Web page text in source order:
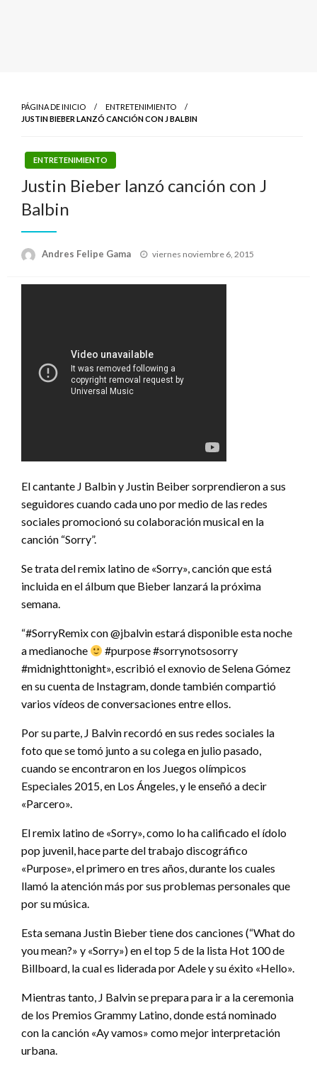
PÁGINA DE INICIO
ENTRETENIMIENTO
JUSTIN BIEBER LANZÓ CANCIÓN CON J BALBIN
ENTRETENIMIENTO
Justin Bieber lanzó canción con J
Balbin
Andres Felipe Gama
Publicado
viernes noviembre 6, 2015
El cantante J Balbin y Justin Beiber sorprendieron a sus
seguidores cuando cada uno por medio de las redes
sociales promocionó su colaboración musical en la
canción “Sorry”.
Se trata del remix latino de «Sorry», canción que está
incluida en el álbum que Bieber lanzará la próxima
semana.
“#SorryRemix con @jbalvin estará disponible esta noche
a medianoche
#purpose #sorrynotsosorry
#midnighttonight», escribió el exnovio de Selena Gómez
en su cuenta de Instagram, donde también compartió
varios vídeos de conversaciones entre ellos.
Por su parte, J Balvin recordó en sus redes sociales la
foto que se tomó junto a su colega en julio pasado,
cuando se encontraron en los Juegos olímpicos
Especiales 2015, en Los Ángeles, y le enseñó a decir
«Parcero».
El remix latino de «Sorry», como lo ha calificado el ídolo
pop juvenil, hace parte del trabajo discográfico
«Purpose», el primero en tres años, durante los cuales
llamó la atención más por sus problemas personales que
por su música.
Esta semana Justin Bieber tiene dos canciones (“What do
you mean?» y «Sorry») en el top 5 de la lista Hot 100 de
Billboard, la cual es liderada por Adele y su éxito «Hello».
Mientras tanto, J Balvin se prepara para ir a la ceremonia
de los Premios Grammy Latino, donde está nominado
con la canción «Ay vamos» como mejor interpretación
urbana.